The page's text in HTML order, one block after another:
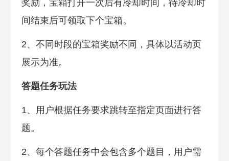
奖励，宝箱打开一次后有冷却时间，待冷却时
间结束后可领取下个宝箱。
2、不同时段的宝箱奖励不同，具体以活动页
展示为准。
答题任务玩法
1、用户根据任务要求跳转至指定页面进行答
题。
2、每个答题任务中会包含多个题目，用户需